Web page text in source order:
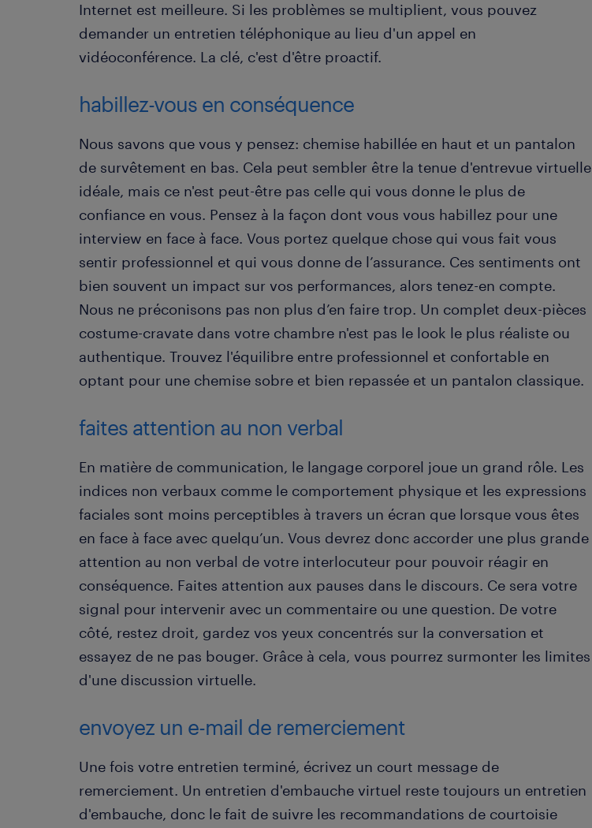
Internet est meilleure. Si les problèmes se multiplient, vous pouvez
demander un entretien téléphonique au lieu d'un appel en
vidéoconférence. La clé, c'est d'être proactif.
habillez-vous en conséquence
Nous savons que vous y pensez: chemise habillée en haut et un pantalon
de survêtement en bas. Cela peut sembler être la tenue d'entrevue virtuelle
idéale, mais ce n'est peut-être pas celle qui vous donne le plus de
confiance en vous. Pensez à la façon dont vous vous habillez pour une
interview en face à face. Vous portez quelque chose qui vous fait vous
sentir professionnel et qui vous donne de l’assurance. Ces sentiments ont
bien souvent un impact sur vos performances, alors tenez-en compte.
Nous ne préconisons pas non plus d’en faire trop. Un complet deux-pièces
costume-cravate dans votre chambre n'est pas le look le plus réaliste ou
authentique. Trouvez l'équilibre entre professionnel et confortable en
optant pour une chemise sobre et bien repassée et un pantalon classique.
faites attention au non verbal
En matière de communication, le langage corporel joue un grand rôle. Les
indices non verbaux comme le comportement physique et les expressions
faciales sont moins perceptibles à travers un écran que lorsque vous êtes
en face à face avec quelqu’un. Vous devrez donc accorder une plus grande
attention au non verbal de votre interlocuteur pour pouvoir réagir en
conséquence. Faites attention aux pauses dans le discours. Ce sera votre
signal pour intervenir avec un commentaire ou une question. De votre
côté, restez droit, gardez vos yeux concentrés sur la conversation et
essayez de ne pas bouger. Grâce à cela, vous pourrez surmonter les limites
d'une discussion virtuelle.
envoyez un e-mail de remerciement
Une fois votre entretien terminé, écrivez un court message de
remerciement. Un entretien d'embauche virtuel reste toujours un entretien
d'embauche, donc le fait de suivre les recommandations de courtoisie